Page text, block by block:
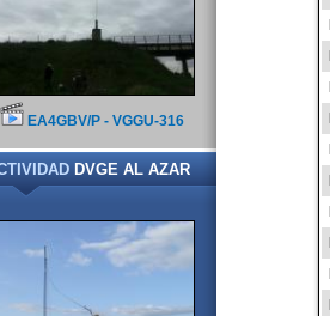
EA4GBV/P - VGGU-316
DVGE AL AZAR